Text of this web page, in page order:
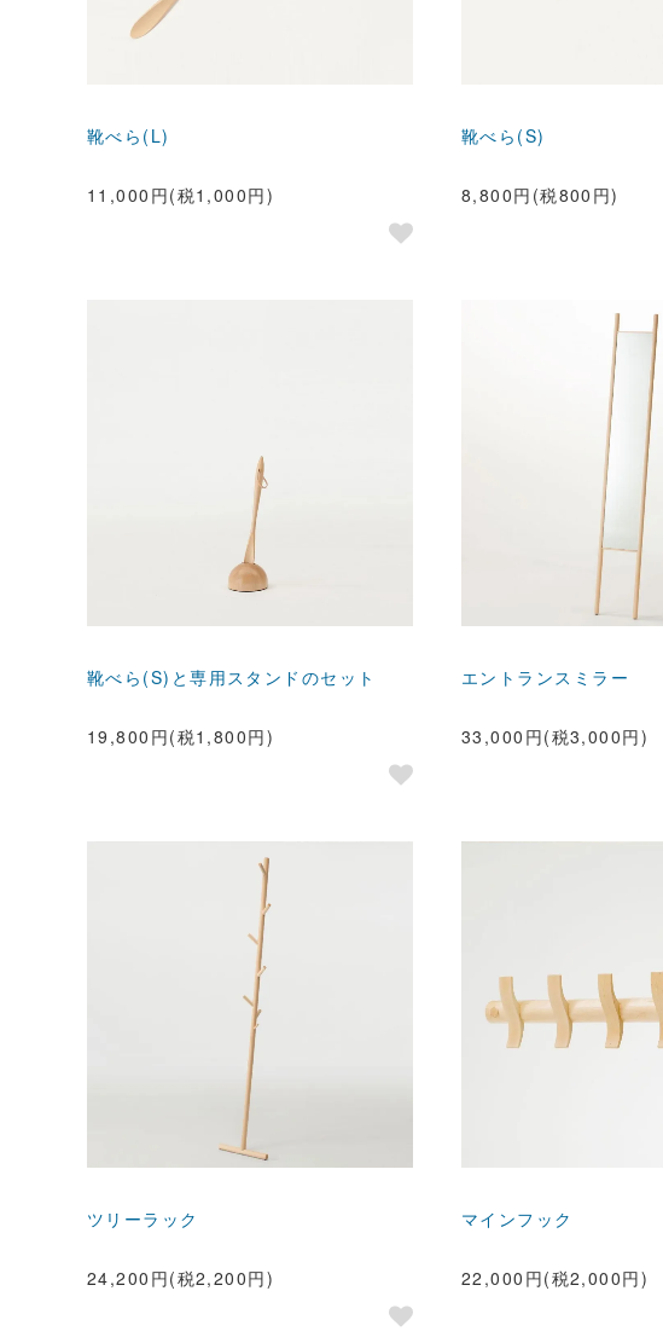
靴べら(L)
11,000円(税1,000円)
靴べら(S)
8,800円(税800円)
靴べら(S)と専用スタンドのセット
19,800円(税1,800円)
エントランスミラー
33,000円(税3,000円)
ツリーラック
24,200円(税2,200円)
マインフック
22,000円(税2,000円)